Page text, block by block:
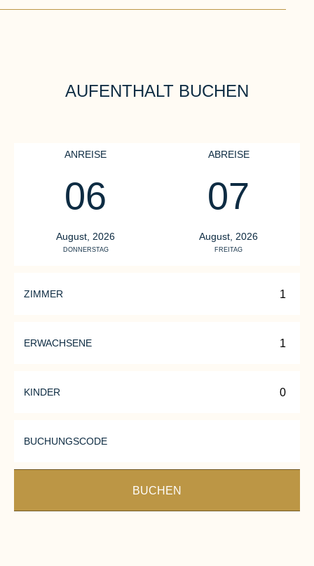
TENNIS REBORN
Unsere Tennisschule erwartet Sie
mit exklusiven Privatstunden,
Tennis-Programmen.
AUFENTHALT BUCHEN
ANREISE
06
August, 2026
DONNERSTAG
ABREISE
07
August, 2026
FREITAG
ZIMMER
ERWACHSENE
KINDER
BUCHUNGSCODE
BUCHEN